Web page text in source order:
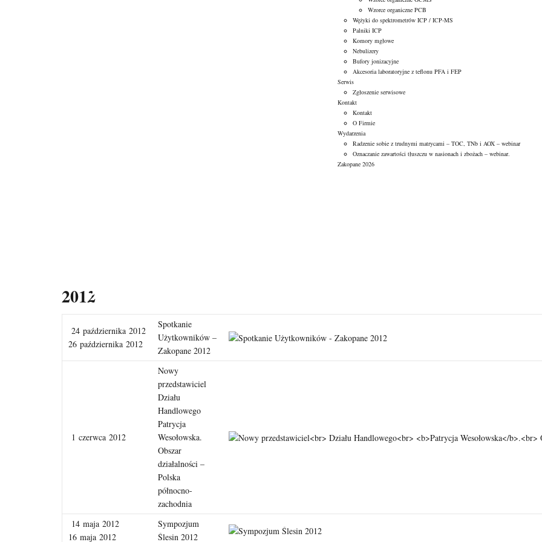
Wzorce organiczne PCB
Wężyki do spektrometrów ICP / ICP-MS
Palniki ICP
Komory mgłowe
Nebulizery
Bufory jonizacyjne
Akcesoria laboratoryjne z teflonu PFA i FEP
Serwis
Zgłoszenie serwisowe
Kontakt
Kontakt
O Firmie
Wydarzenia
Radzenie sobie z trudnymi matrycami – TOC, TNb i AOX – webinar
Oznaczanie zawartości tłuszczu w nasionach i zbożach – webinar.
Zakopane 2026
31
GRU
2012
24 października 2012
26 października 2012
Spotkanie
Użytkowników –
Zakopane 2012
1 czerwca 2012
Nowy
przedstawiciel
Działu
Handlowego
Patrycja
Wesołowska.
Obszar
działalności –
Polska
północno-
zachodnia
14 maja 2012
16 maja 2012
Sympozjum
Ślesin 2012